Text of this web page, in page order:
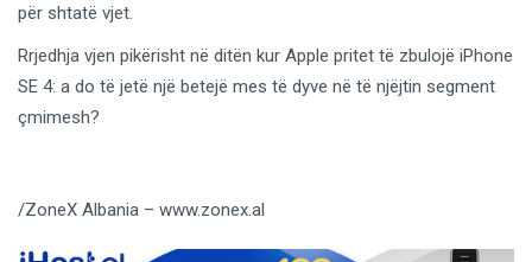
për shtatë vjet.
Rrjedhja vjen pikërisht në ditën kur Apple pritet të zbulojë iPhone
SE 4: a do të jetë një betejë mes të dyve në të njëjtin segment
çmimesh?
/ZoneX Albania – www.zonex.al